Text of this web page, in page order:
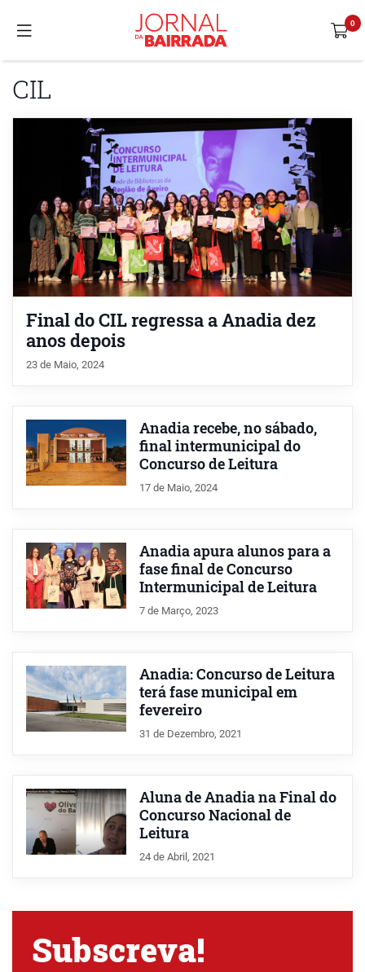
CIL
Final do CIL regressa a Anadia dez
anos depois
23 de Maio, 2024
Anadia recebe, no sábado,
final intermunicipal do
Concurso de Leitura
17 de Maio, 2024
Anadia apura alunos para a
fase final de Concurso
Intermunicipal de Leitura
7 de Março, 2023
Anadia: Concurso de Leitura
terá fase municipal em
fevereiro
31 de Dezembro, 2021
Aluna de Anadia na Final do
Concurso Nacional de
Leitura
24 de Abril, 2021
Subscreva!